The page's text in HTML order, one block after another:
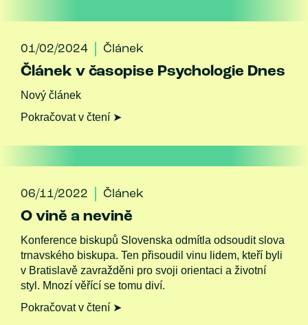
01/02/2024 Článek
Článek v časopise Psychologie Dnes
Nový článek
Pokračovat v čtení ➤
06/11/2022 Článek
O vině a nevině
Konference biskupů Slovenska odmítla odsoudit slova
trnavského biskupa. Ten přisoudil vinu lidem, kteří byli
v Bratislavě zavražděni pro svoji orientaci a životní
styl. Mnozí věřící se tomu diví.
Pokračovat v čtení ➤